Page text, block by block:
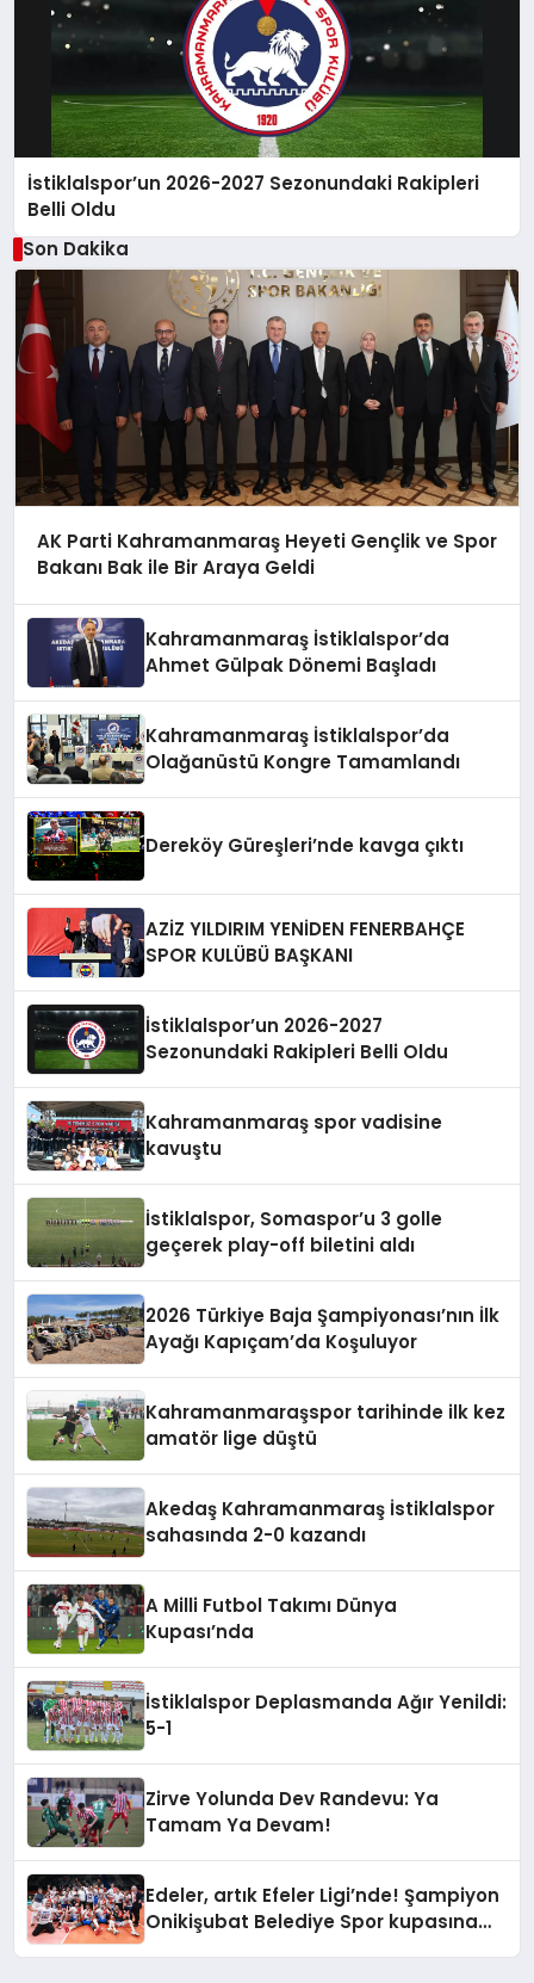
İstiklalspor’un 2026-2027 Sezonundaki Rakipleri
Belli Oldu
Son Dakika
AK Parti Kahramanmaraş Heyeti Gençlik ve Spor
Bakanı Bak ile Bir Araya Geldi
Kahramanmaraş İstiklalspor’da
Ahmet Gülpak Dönemi Başladı
Kahramanmaraş İstiklalspor’da
Olağanüstü Kongre Tamamlandı
Dereköy Güreşleri’nde kavga çıktı
AZİZ YILDIRIM YENİDEN FENERBAHÇE
SPOR KULÜBÜ BAŞKANI
İstiklalspor’un 2026-2027
Sezonundaki Rakipleri Belli Oldu
Kahramanmaraş spor vadisine
kavuştu
İstiklalspor, Somaspor’u 3 golle
geçerek play-off biletini aldı
2026 Türkiye Baja Şampiyonası’nın İlk
Ayağı Kapıçam’da Koşuluyor
Kahramanmaraşspor tarihinde ilk kez
amatör lige düştü
Akedaş Kahramanmaraş İstiklalspor
sahasında 2-0 kazandı
A Milli Futbol Takımı Dünya
Kupası’nda
İstiklalspor Deplasmanda Ağır Yenildi:
5-1
Zirve Yolunda Dev Randevu: Ya
Tamam Ya Devam!
Edeler, artık Efeler Ligi’nde! Şampiyon
Onikişubat Belediye Spor kupasına